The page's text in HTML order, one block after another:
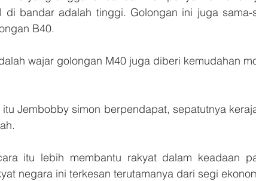
di bandar adalah tinggi. Golongan ini juga sama-
B40.
wajar golongan M40 juga diberi kemudahan
itu Jembobby simon berpendapat, sepatutnya
itu lebih membantu rakyat dalam keadaan
negara ini terkesan terutamanya dari segi